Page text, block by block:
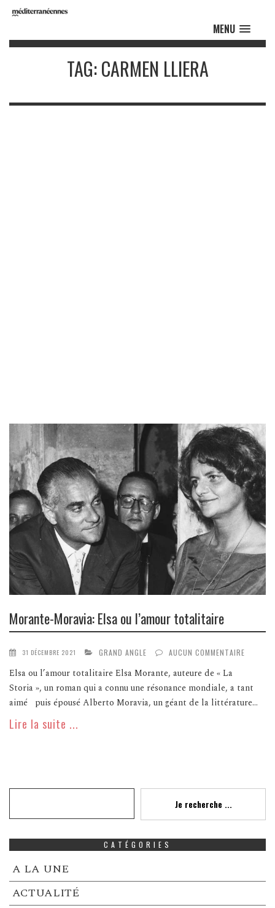
MENU
TAG: CARMEN LLIERA
Morante-Moravia: Elsa ou l’amour totalitaire
31 DÉCEMBRE 2021 GRAND ANGLE AUCUN COMMENTAIRE
Elsa ou l’amour totalitaire Elsa Morante, auteure de « La
Storia », un roman qui a connu une résonance mondiale, a tant
aimé puis épousé Alberto Moravia, un géant de la littérature...
Lire la suite ...
Je recherche ...
CATÉGORIES
A LA UNE
ACTUALITÉ